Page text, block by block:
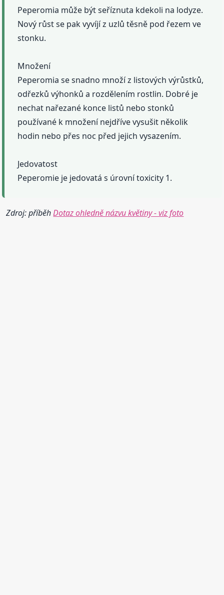
Peperomia může být seříznuta kdekoli na lodyze.
Nový růst se pak vyvíjí z uzlů těsně pod řezem ve
stonku.
Množení
Peperomia se snadno množí z listových výrůstků,
odřezků výhonků a rozdělením rostlin. Dobré je
nechat nařezané konce listů nebo stonků
používané k množení nejdříve vysušit několik
hodin nebo přes noc před jejich vysazením.
Jedovatost
Peperomie je jedovatá s úrovní toxicity 1.
Zdroj: příběhDotaz ohledně názvu květiny - viz foto